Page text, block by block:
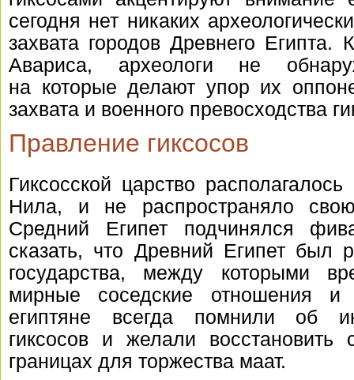
сегодня нет никаких
захвата городов Древнего Египта.
Авариса, археологи не
на которые делают упор их
захвата и военного превосходства
Правление гиксосов
Гиксосской царство
Нила, и не распространяло
Средний Египет подчинялся
сказать, что Древний Египет был
государства, между которыми
мирные соседские отношения и
египтяне всегда помнили об
гиксосов и желали
границах для торжества маат.